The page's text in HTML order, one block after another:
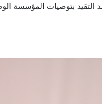
بتوصيات المؤسسة